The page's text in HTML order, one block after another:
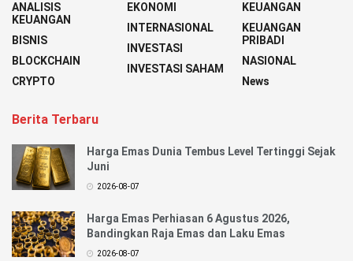
ANALISIS
KEUANGAN
BISNIS
BLOCKCHAIN
CRYPTO
EKONOMI
INTERNASIONAL
INVESTASI
INVESTASI SAHAM
KEUANGAN
KEUANGAN
PRIBADI
NASIONAL
News
Berita Terbaru
Harga Emas Dunia Tembus Level Tertinggi Sejak
Juni
2026-08-07
Harga Emas Perhiasan 6 Agustus 2026,
Bandingkan Raja Emas dan Laku Emas
2026-08-07